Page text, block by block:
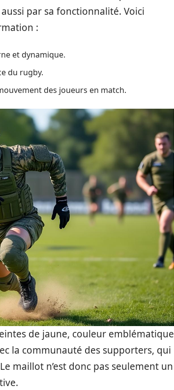
par sa fonctionnalité. Voici
:
et dynamique.
du rugby.
des joueurs en match.
de jaune, couleur emblématique
la communauté des supporters, qui
maillot n’est donc pas seulement un